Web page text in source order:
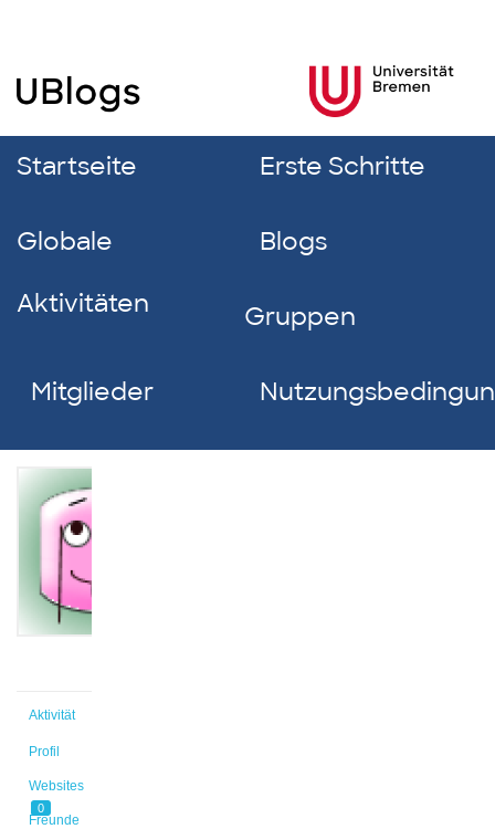
Startseite Erste Schritte
Globale
Aktivitäten
Blogs
Gruppen
Mitglieder
Aktivität
Profil
Websites
0
Freunde